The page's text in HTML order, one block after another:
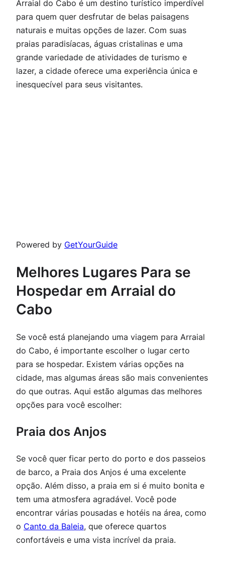
Arraial do Cabo é um destino turístico imperdível
para quem quer desfrutar de belas paisagens
naturais e muitas opções de lazer. Com suas
praias paradisíacas, águas cristalinas e uma
grande variedade de atividades de turismo e
lazer, a cidade oferece uma experiência única e
inesquecível para seus visitantes.
Powered by GetYourGuide
Melhores Lugares Para se
Hospedar em Arraial do
Cabo
Se você está planejando uma viagem para Arraial
do Cabo, é importante escolher o lugar certo
para se hospedar. Existem várias opções na
cidade, mas algumas áreas são mais convenientes
do que outras. Aqui estão algumas das melhores
opções para você escolher:
Praia dos Anjos
Se você quer ficar perto do porto e dos passeios
de barco, a Praia dos Anjos é uma excelente
opção. Além disso, a praia em si é muito bonita e
tem uma atmosfera agradável. Você pode
encontrar várias pousadas e hotéis na área, como
o Canto da Baleia, que oferece quartos
confortáveis e uma vista incrível da praia.